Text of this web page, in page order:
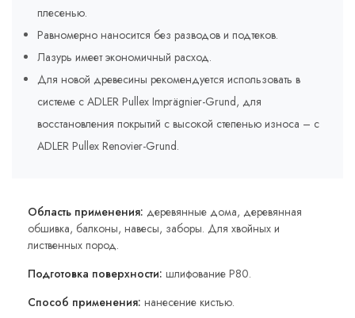
плесенью.
Равномерно наносится без разводов и подтеков.
Лазурь имеет экономичный расход.
Для новой древесины рекомендуется использовать в
системе с ADLER Pullex Imprägnier-Grund, для
восстановления покрытий с высокой степенью износа – с
ADLER Pullex Renovier-Grund.
Область применения: деревянные дома, деревянная
обшивка, балконы, навесы, заборы. Для хвойных и
лиственных пород.
Подготовка поверхности: шлифование P80.
Способ применения: нанесение кистью.